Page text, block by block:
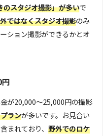
スタジオ撮影」が多いで
ではなくスタジオ撮影のみ
ション撮影ができるかとオ
が20,000～25,000円の撮影
ランが多いです。お見合い
まれており、 野外でのロケ